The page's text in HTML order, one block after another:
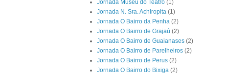
Jornada Museu do Teatro (1)
Jornada N. Sra. Achiropita (1)
Jornada O Bairro da Penha (2)
Jornada O Bairro de Grajaú (2)
Jornada O Bairro de Guaianases (2)
Jornada O Bairro de Parelheiros (2)
Jornada O Bairro de Perus (2)
Jornada O Bairro do Bixiga (2)